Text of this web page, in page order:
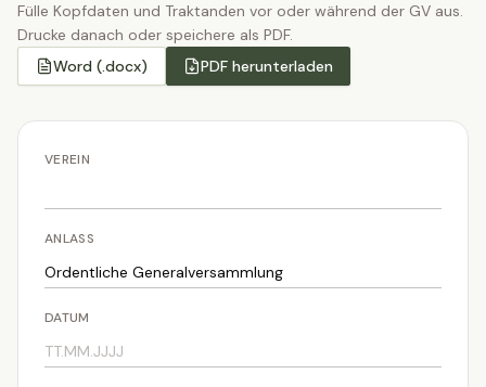
Fülle Kopfdaten und Traktanden vor oder während der GV aus.
Drucke danach oder speichere als PDF.
Word (.docx)
PDF herunterladen
VEREIN
ANLASS
DATUM